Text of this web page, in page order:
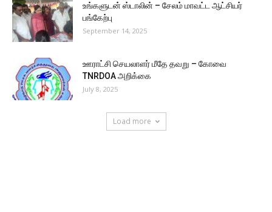
உங்களுடன் ஸ்டாலின் – சேலம் மாவட்ட ஆட்சியர்
பங்கேற்பு
September 14, 2025
ஊராட்சி செயலாளர் மீதே தவறு – கோவை
TNRDOA அறிக்கை
July 8, 2025
Load more